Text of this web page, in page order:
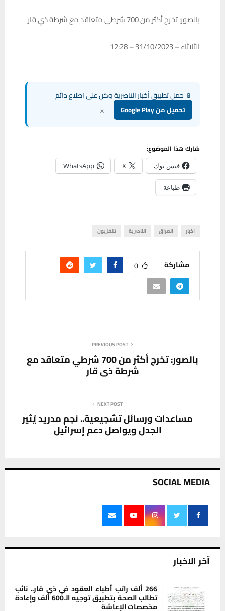
بالصور: تخرج أكثر من 700 شرطي متعاقد مع شرطة ذي قار
الثلاثاء – 31/10/2023 – 12:28
📱 حمل تطبيق أخبار الناصرية وكن على اطلاع دائم
تحميل من Google Play ×
شارك هذا الموضوع:
فيس بوك X
WhatsApp
طباعة
اخبار العراق الناصرية تلفزيون
مشاركة 0
PREVIOUS POST
بالصور: تخرج أكثر من 700 شرطي متعاقد مع
شرطة ذي قار
NEXT POST
مساعدات ورسائل تشجيعية.. نجم مدريد يُثير
الجدل ويواصل دعم إسرائيل
SOCIAL MEDIA
آخر الاخبار
266 ألف راتب أطباء العقود في ذي قار.. نائب
تطالب الصحة بتطبيق توجيه الـ600 ألف وإعادة
مخصصات الإعاشة